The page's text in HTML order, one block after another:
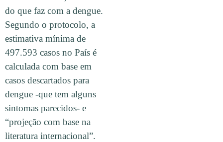
do que faz com a dengue.
Segundo o protocolo, a
estimativa mínima de
497.593 casos no País é
calculada com base em
casos descartados para
dengue -que tem alguns
sintomas parecidos- e
“projeção com base na
literatura internacional”.